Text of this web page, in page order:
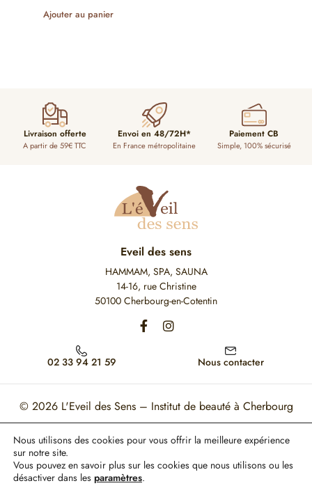
Ajouter au panier
Livraison offerte
A partir de 59€ TTC
Envoi en 48/72H*
En France métropolitaine
Paiement CB
Simple, 100% sécurisé
Eveil des sens
HAMMAM, SPA, SAUNA
14-16, rue Christine
50100 Cherbourg-en-Cotentin
02 33 94 21 59 Nous contacter
© 2026 L'Eveil des Sens – Institut de beauté à Cherbourg
Ce site est protégé par reCAPTCHA. Les règles de confidentialité et les conditions
d'utilisation de Google s'appliquent.
Nous utilisons des cookies pour vous offrir la meilleure expérience
sur notre site.
Vous pouvez en savoir plus sur les cookies que nous utilisons ou les
désactiver dans les paramètres.